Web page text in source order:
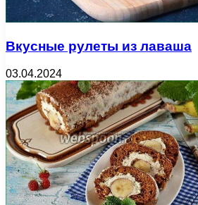
Вкусные рулеты из лаваша
03.04.2024